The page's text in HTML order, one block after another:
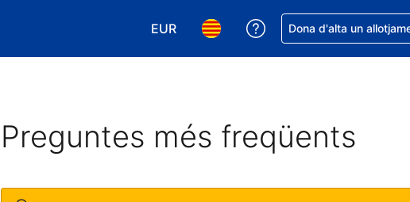
EUR
Tria la moneda. La moneda actual és EUR
Tria l'idioma. L'idioma actual és
Rep ajuda amb la
Dona d'alta un
Preguntes més freqüents